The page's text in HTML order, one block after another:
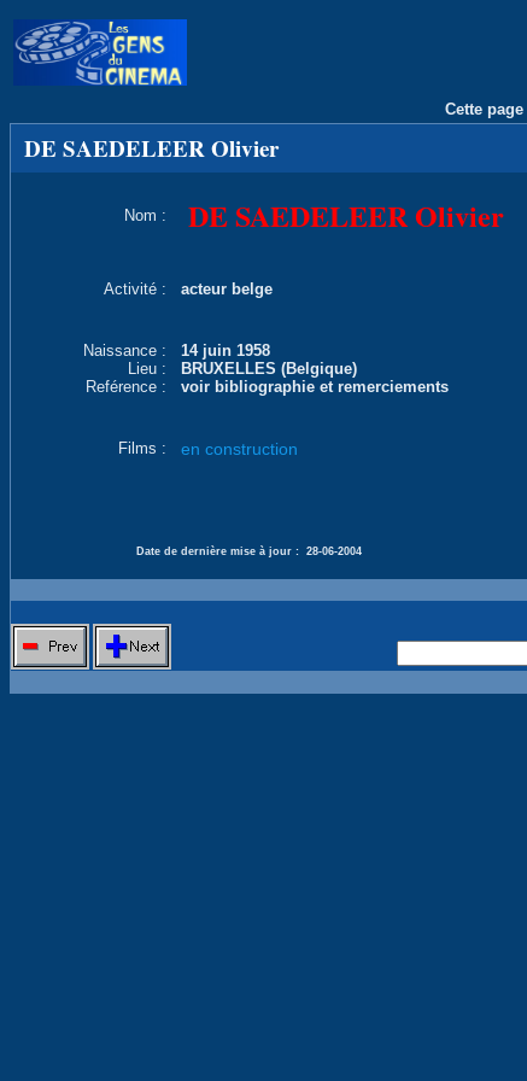
Cette
DE SAEDELEER Olivier
Nom : DE SAEDELEER Olivier
Activité : acteur belge
Naissance :
14 juin 1958
Lieu :
BRUXELLES (Belgique)
Reférence :
voir bibliographie et remerciements
Films : en construction
Date de dernière mise à jour : 28-06-2004
Nouvelle